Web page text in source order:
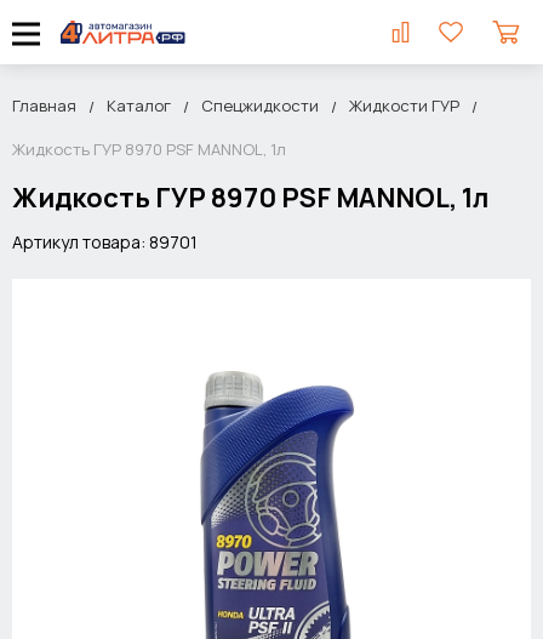
Главная Каталог Спецжидкости
Жидкости ГУР
Жидкость ГУР 8970 PSF MANNOL, 1л
Жидкость ГУР 8970 PSF MANNOL, 1л
Артикул товара: 89701